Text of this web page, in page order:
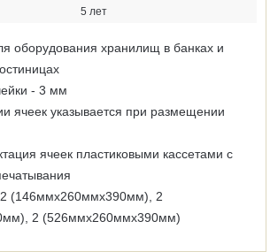
5 лет
оборудования хранилищ в банках и
- 3 мм
ячеек указывается при размещении
ячеек пластиковыми кассетами с
2 (146ммх260ммх390мм), 2
2 (526ммх260ммх390мм)